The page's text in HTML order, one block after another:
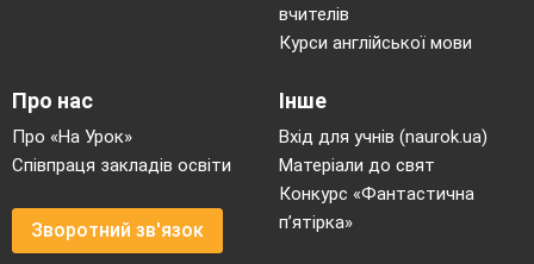
вчителів
Курси англійської мови
Про нас
Про «На Урок»
Співпраця закладів освіти
Зворотний зв'язок
Інше
Вхід для учнів (naurok.ua)
Матеріали до свят
Конкурс «Фантастична
п’ятірка»